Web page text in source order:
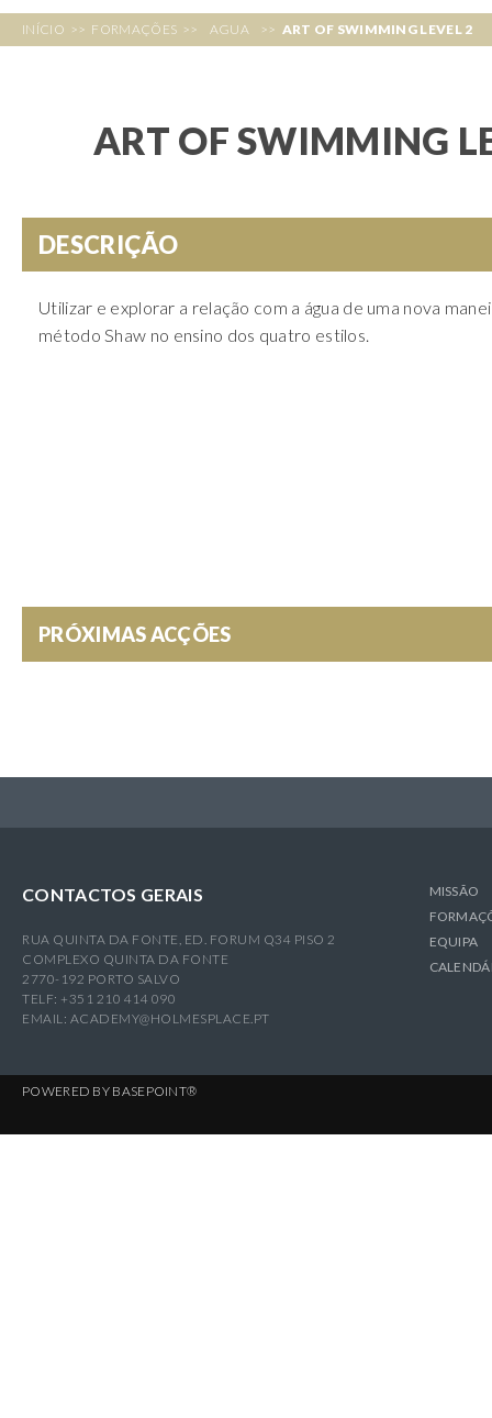
INÍCIO >> FORMAÇÕES >> AGUA >> ART OF SWIMMING LEVEL 2
ART OF SWIMMING
DESCRIÇÃO
Utilizar e explorar a relação com a água de uma nova
método Shaw no ensino dos quatro estilos.
PRÓXIMAS ACÇÕES
CONTACTOS GERAIS
RUA QUINTA DA FONTE, ED. FORUM Q34 PISO 2
COMPLEXO QUINTA DA FONTE
2770-192 PORTO SALVO
TELF: +351 210 414 090
EMAIL: ACADEMY@HOLMESPLACE.PT
MISSÃO
EQUIPA
POWERED BY BASEPOINT®